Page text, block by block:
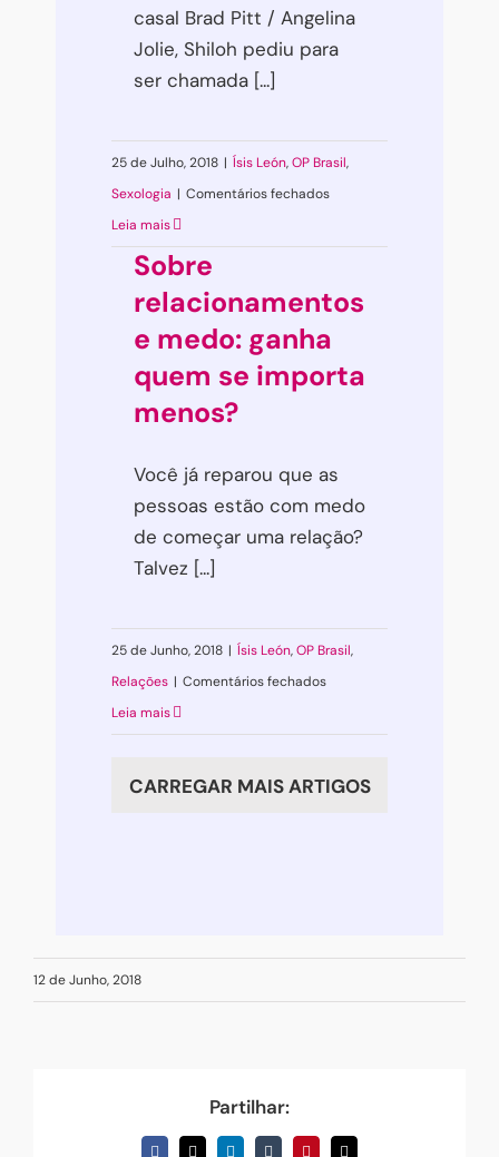
casal Brad Pitt / Angelina
Jolie, Shiloh pediu para
ser chamada [...]
25 de Julho, 2018 | Ísis León,OP Brasil,
Sexologia | Comentários fechadosem
que
a
Ciência
dizer
Leia mais
Sobre
relacionamentos
e medo: ganha
quem se importa
menos?
Você já reparou que as
pessoas estão com medo
de começar uma relação?
Talvez [...]
25 de Junho, 2018 | Ísis León,OP Brasil,
Relações | Comentários fechadosem
menos?
Leia mais
CARREGAR MAIS ARTIGOS
12 de Junho, 2018
Partilhar: